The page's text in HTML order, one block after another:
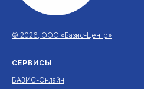
© 2026, ООО «Базис-Центр»
СЕРВИСЫ
БАЗИС-Онлайн